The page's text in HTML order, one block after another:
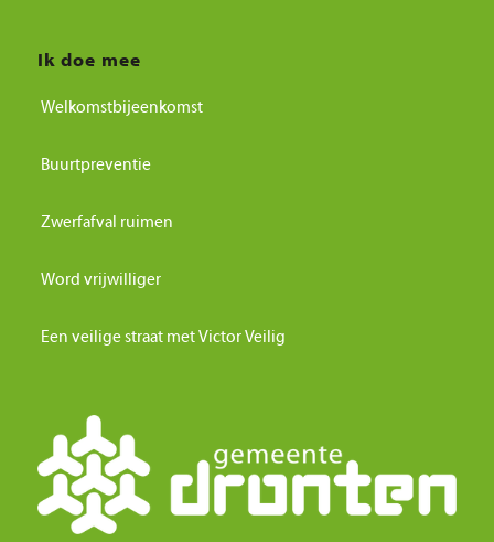
Ik doe mee
Welkomstbijeenkomst
Buurtpreventie
Zwerfafval ruimen
Word vrijwilliger
Een veilige straat met Victor Veilig